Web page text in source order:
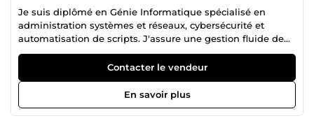
Je suis diplômé en Génie Informatique spécialisé en
administration systèmes et réseaux, cybersécurité et
automatisation de scripts. J'assure une gestion fluide de
chaque projet du début à la fin, tout en maintenant une
communication régulière pour vous tenir informé de
l'avancement. Voici un aperçu de mes compétences et
services : • Administration Systèmes et Réseaux •
Cybersécurité : Mise en place de solutions pour sécuriser
Contacter le vendeur
En savoir plus